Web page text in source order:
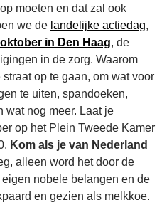
moeten en dat zal ook
we de landelijke actiedag,
in Den Haag, de
in de zorg. Waarom
op te gaan, om wat voor
te uiten, spandoeken,
wat nog meer. Laat je
op het Plein Tweede Kamer
Kom als je van Nederland
alleen word het door de
nobele belangen en de
en gezien als melkkoe.